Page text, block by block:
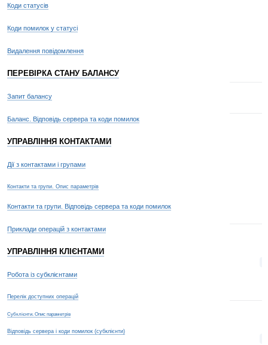
Коди статусів
Коди помилок у статусі
Видалення повідомлення
ПЕРЕВІРКА СТАНУ БАЛАНСУ
Запит балансу
Баланс. Відповідь сервера та коди помилок
УПРАВЛІННЯ КОНТАКТАМИ
Дії з контактами і групами
Контакти та групи. Опис параметрів
Контакти та групи. Відповідь сервера та коди помилок
Приклади операцій з контактами
УПРАВЛІННЯ КЛІЄНТАМИ
Робота із субклієнтами
Перелік доступних операцій
Субклієнти. Опис параметрів
Відповідь сервера і коди помилок (субклієнти)